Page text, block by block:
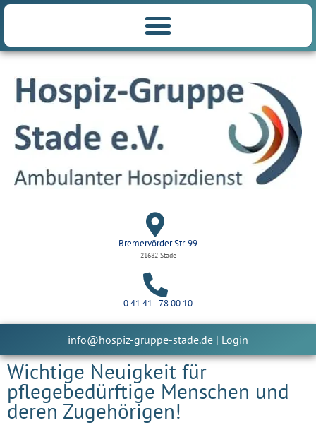
Bremervörder Str. 99
21682 Stade
0 41 41 - 78 00 10
info@hospiz-gruppe-stade.de | Login
Wichtige Neuigkeit für
pflegebedürftige Menschen und
deren Zugehörigen!